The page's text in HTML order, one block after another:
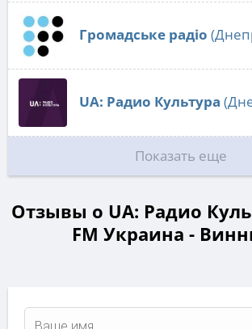
Громадське радіо
UA: Радио Культура
Показать еще
Отзывы о UA: Радио
FM Украина -